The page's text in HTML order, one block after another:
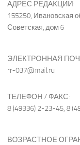
АДРЕС РЕДАКЦИИ:
155250, Ивановская
Советская, дом 6
ЭЛЕКТРОННАЯ
rr-037@mail.ru
ТЕЛЕФОН / ФАКС:
8 (49336) 2-23-45, 8
ВОЗРАСТНОЕ